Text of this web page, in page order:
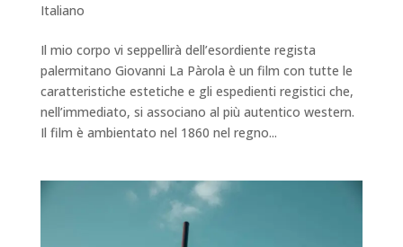
Italiano
Il mio corpo vi seppellirà dell’esordiente regista
palermitano Giovanni La Pàrola è un film con tutte le
caratteristiche estetiche e gli espedienti registici che,
nell’immediato, si associano al più autentico western.
Il film è ambientato nel 1860 nel regno...